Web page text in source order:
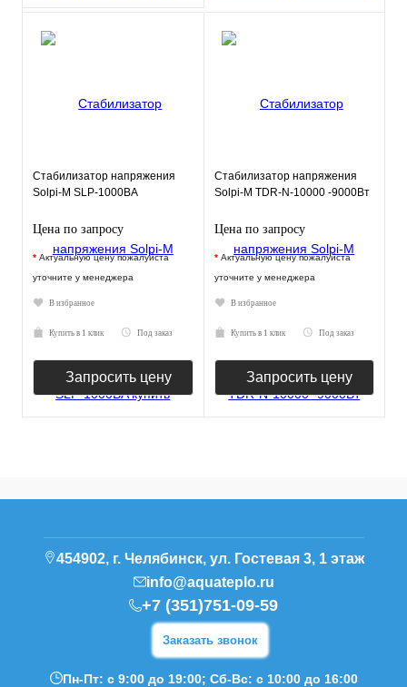
Стабилизатор напряжения
Solpi-M SLP-1000BA
Цена по запросу
* Актуальную цену пожалуйста
уточните у менеджера
В избранное
Купить в 1 клик Под заказ
Запросить цену
Стабилизатор напряжения
Solpi-M TDR-N-10000 -9000Вт
Цена по запросу
* Актуальную цену пожалуйста
уточните у менеджера
В избранное
Купить в 1 клик Под заказ
Запросить цену
454902, г. Челябинск, ул. Гостевая 3, 1 этаж
info@aquateplo.ru
+7 (351)751-09-59
Заказать звонок
Пн-Пт: с 9:00 до 19:00; Сб-Вс: с 10:00 до 16:00